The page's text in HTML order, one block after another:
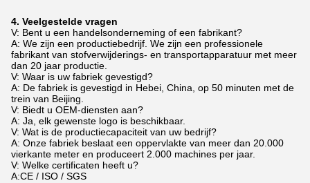
4. Veelgestelde vragen
V: Bent u een handelsonderneming of een fabrikant?
A: We zijn een productiebedrijf. We zijn een professionele
fabrikant van stofverwijderings- en transportapparatuur met meer
dan 20 jaar productie.
V: Waar is uw fabriek gevestigd?
A: De fabriek is gevestigd in Hebei, China, op 50 minuten met de
trein van Beijing.
V: Biedt u OEM-diensten aan?
A: Ja, elk gewenste logo is beschikbaar.
V: Wat is de productiecapaciteit van uw bedrijf?
A: Onze fabriek beslaat een oppervlakte van meer dan 20.000
vierkante meter en produceert 2.000 machines per jaar.
V: Welke certificaten heeft u?
A:CE / ISO / SGS